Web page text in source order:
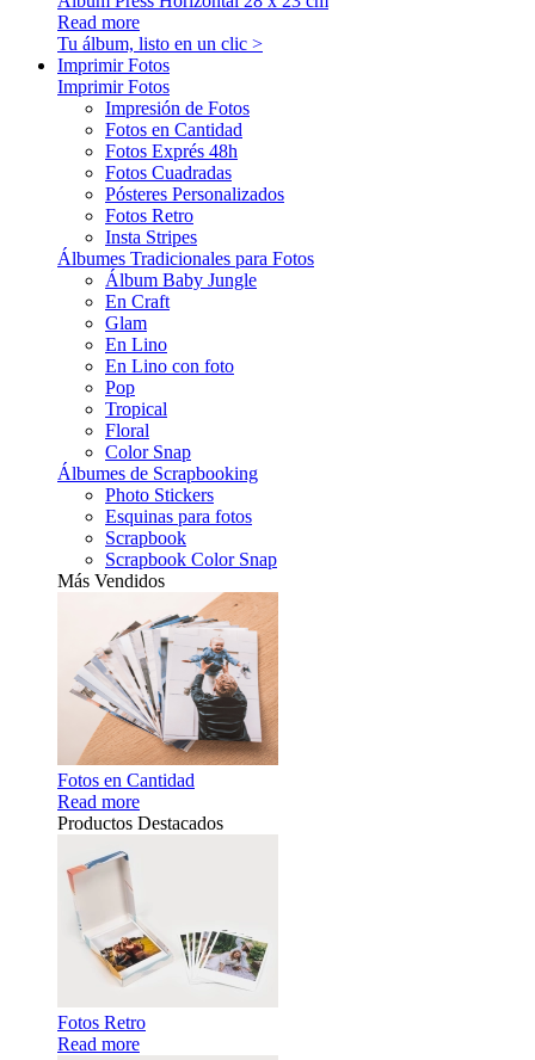
Read more
Tu álbum, listo en un clic >
Imprimir Fotos
Imprimir Fotos
Impresión de Fotos
Fotos en Cantidad
Fotos Exprés 48h
Fotos Cuadradas
Pósteres Personalizados
Fotos Retro
Insta Stripes
Álbumes Tradicionales para Fotos
Álbum Baby Jungle
En Craft
Glam
En Lino
En Lino con foto
Pop
Tropical
Floral
Color Snap
Álbumes de Scrapbooking
Photo Stickers
Esquinas para fotos
Scrapbook
Scrapbook Color Snap
Más Vendidos
Fotos en Cantidad
Read more
Productos Destacados
Fotos Retro
Read more